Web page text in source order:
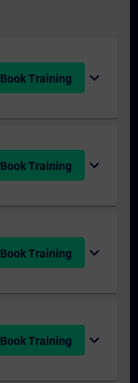
Book Training expand_more
Book Training expand_more
Book Training expand_more
Book Training expand_more